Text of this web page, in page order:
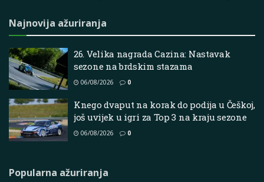
Najnovija ažuriranja
26. Velika nagrada Cazina: Nastavak
sezone na brdskim stazama
06/08/2026 0
Knego dvaput na korak do podija u Češkoj,
još uvijek u igri za Top 3 na kraju sezone
06/08/2026 0
Popularna ažuriranja